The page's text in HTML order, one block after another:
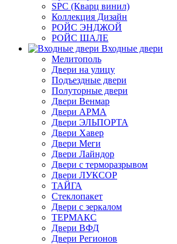
SPC (Кварц винил)
Коллекция Дизайн
РОЙС ЭНДЖОЙ
РОЙС ШАЛЕ
Входные двери
Мелитополь
Двери на улицу
Подъездные двери
Полуторные двери
Двери Венмар
Двери АРМА
Двери ЭЛЬПОРТА
Двери Хавер
Двери Меги
Двери Лайндор
Двери с терморазрывом
Двери ЛУКСОР
ТАЙГА
Стеклопакет
Двери с зеркалом
ТЕРМАКС
Двери ВФД
Двери Регионов